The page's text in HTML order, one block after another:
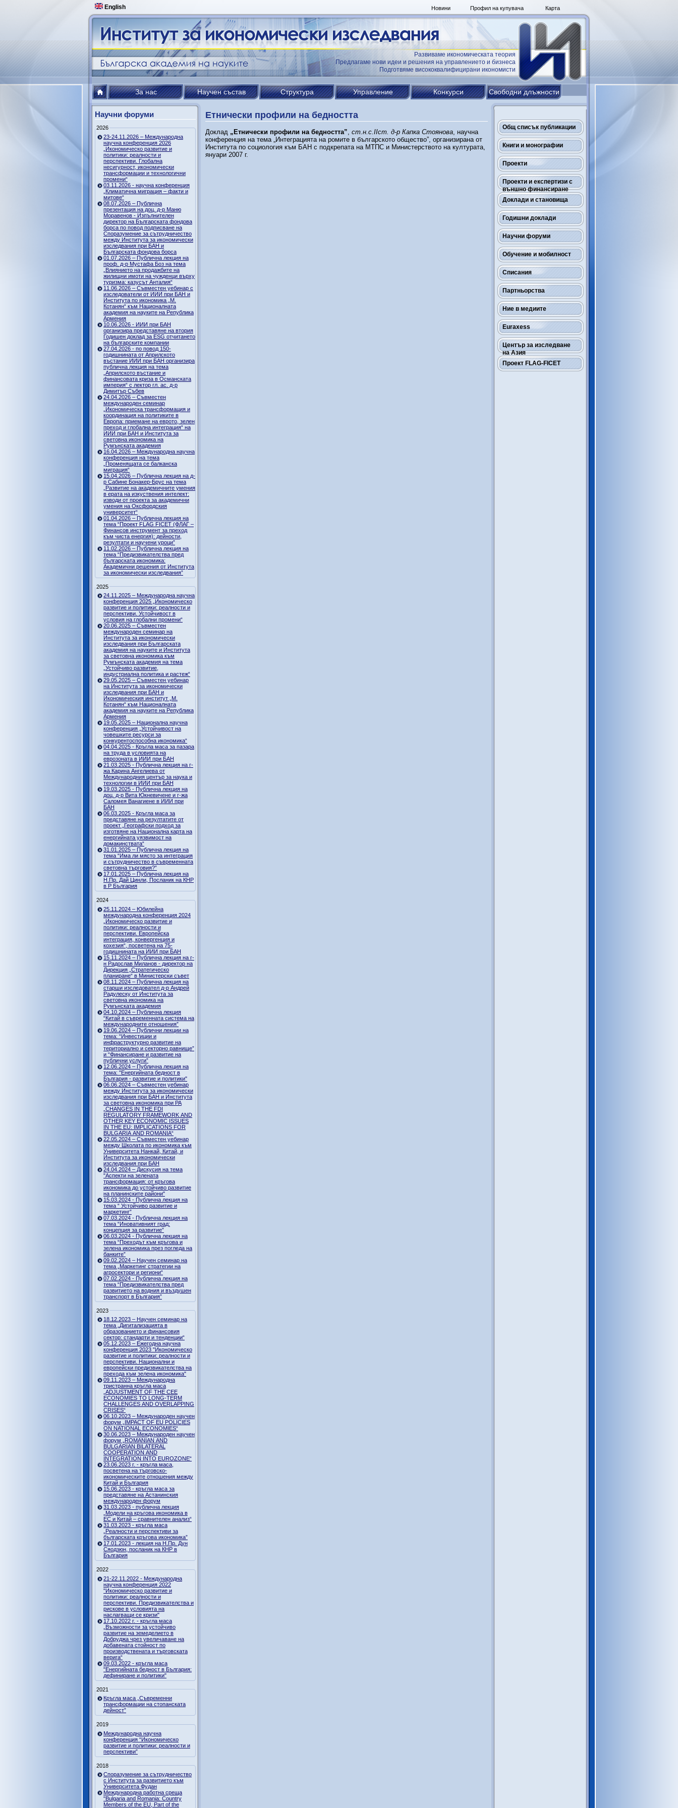
English Карта
Профил на купувача
Новини
Развиваме икономическата теория
Предлагаме нови идеи и решения на управлението и бизнеса
Подготвяме висококвалифицирани икономисти
За нас Научен състав Структура Управление Конкурси Свободни длъжности
Общ списък публикации
Книги и монографии
Проекти
Проекти и експертизи с
външно финансиране
Доклади и становища
Годишни доклади
Научни форуми
Обучение и мобилност
Списания
Партньорства
Ние в медиите
Euraxess
Център за изследване
на Азия
Проект FLAG-FICET
Научни форуми
2026
23-24.11.2026 – Международна
научна конференция 2026
„Икономическо развитие и
политики: реалности и
перспективи. Глобална
несигурност, икономически
трансформации и технологични
промени“
03.11.2026 - научна конференция
„Климатична миграция – факти и
митове“
08.07.2026 – Публична
презентация на доц. д-р Маню
Моравенов - Изпълнителен
директор на Българската фондова
борса по повод подписване на
Споразумение за сътрудничество
между Института за икономически
изследвания при БАН и
Българската фондова борса
01.07.2026 – Публична лекция на
проф. д-р Мустафа Боз на тема
„Влиянието на продажбите на
жилищни имоти на чужденци върху
туризма: казусът Анталия“
11.06.2026 – Съвместен уебинар с
изследователи от ИИИ при БАН и
Института по икономика „М.
Котанян“ към Националната
академия на науките на Република
Армения
10.06.2026 - ИИИ при БАН
организира представяне на втория
Годишен доклад за ESG отчитането
на българските компании
27.04.2026 - по повод 150-
годишнината от Априлското
въстание ИИИ при БАН организира
публична лекция на тема
„Априлското въстание и
финансовата криза в Османската
империя“ с лектор гл. ас. д-р
Димитър Събев
24.04.2026 – Съвместен
международен семинар
„Икономическа трансформация и
координация на политиките в
Европа: приемане на еврото, зелен
преход и глобална интеграция“ на
ИИИ при БАН и Института за
световна икономика на
Румънската академия
16.04.2026 – Международна научна
конференция на тема
„Променящата се балканска
миграция“
15.04.2026 – Публична лекция на д-
р Сабине Бонакер-Брус на тема
„Развитие на академичните умения
в ерата на изкуствения интелект:
изводи от проекта за академични
умения на Оксфордския
университет“
01.04.2026 – Публична лекция на
тема “Проект FLAG FICET (ФЛАГ –
Финансов инструмент за преход
към чиста енергия): дейности,
резултати и научени уроци”
11.02.2026 – Публична лекция на
тема “Предизвикателства пред
българската икономика:
Академични решения от Института
за икономически изследвания”
2025
24.11.2025 – Международна научна
конференция 2025 „Икономическо
развитие и политики: реалности и
перспективи. Устойчивост в
условия на глобални промени“
20.06.2025 – Съвместен
международен семинар на
Института за икономически
изследвания при Българската
академия на науките и Института
за световна икономика към
Румънската академия на тема
„Устойчиво развитие,
индустриална политика и растеж“
29.05.2025 – Съвместен уебинар
на Института за икономически
изследвания при БАН и
Икономическия институт „М.
Котанян“ към Националната
академия на науките на Република
Армения
19.05.2025 – Национална научна
конференция „Устойчивост на
човешките ресурси за
конкурентоспособна икономика“
04.04.2025 - Кръгла маса за пазара
на труда в условията на
еврозоната в ИИИ при БАН
21.03.2025 - Публична лекция на г-
жа Карина Ангелиева от
Международния център за наука и
технологии в ИИИ при БАН
19.03.2025 - Публична лекция на
доц. д-р Вита Юкневичене и г-жа
Саломея Ванагиене в ИИИ при
БАН
06.03.2025 - Кръгла маса за
представяне на резултатите от
проект „Географски подход за
изготвяне на Национална карта на
енергийната уязвимост на
домакинствата“
31.01.2025 – Публична лекция на
тема “Има ли място за интеграция
и сътрудничество в съвременната
световна търговия?”
17.01.2025 – Публична лекция на
Н.Пр. Дай Цинли, Посланик на КНР
в Р България
2024
25.11.2024 – Юбилейна
международна конференция 2024
„Икономическо развитие и
политики: реалности и
перспективи. Европейска
интеграция, конвергенция и
кохезия“, посветена на 75-
годишнината на ИИИ при БАН
15.11.2024 – Публична лекция на г-
н Радослав Миланов - директор на
Дирекция „Стратегическо
планиране“ в Министерски съвет
08.11.2024 – Публична лекция на
старши изследовател д-р Андрей
Радулеску от Института за
световна икономика на
Румънската академия
04.10.2024 – Публична лекция
“Китай в съвременната система на
международните отношения”
19.06.2024 – Публични лекции на
тема: “Инвестиции и
инфраструктурно развитие на
териториално и секторно равнище”
и “Финансиране и развитие на
публични услуги”
12.06.2024 – Публична лекция на
тема: "Енергийната бедност в
България - развитие и политики"
06.06.2024 – Съвместен уебинар
между Института за икономически
изследвания при БАН и Института
за световна икономика при РА
„CHANGES IN THE FDI
REGULATORY FRAMEWORK AND
OTHER KEY ECONOMIC ISSUES
IN THE EU: IMPLICATIONS FOR
BULGARIA AND ROMANIA“
22.05.2024 – Съвместен уебинар
между Школата по икономика към
Университета Нанкай, Китай, и
Института за икономически
изследвания при БАН
24.04.2024 – Дискусия на тема
"Аспекти на зелената
трансформация: от кръгова
икономика до устойчиво развитие
на планинските райони"
15.03.2024 - Публична лекция на
тема “ Устойчиво развитие и
маркетинг”
07.03.2024 - Публична лекция на
тема “Иновативният град:
концепция за развитие”
06.03.2024 - Публична лекция на
тема “Преходът към кръгова и
зелена икономика през погледа на
банките”
09.02.2024 – Научен семинар на
тема „Маркетинг стратегии на
агросектори и региони“
07.02.2024 - Публична лекция на
тема “Предизвикателства пред
развитието на водния и въздушен
транспорт в България”
2023
18.12.2023 – Научен семинар на
тема „Дигитализацията в
образованието и финансовия
сектор: стандарти и тенденции“
05.12.2023 – Ежегодна научна
конференция 2023 "Икономическо
развитие и политики: реалности и
перспективи. Национални и
европейски предизвикателства на
прехода към зелена икономика"
09.11.2023 – Международна
тристранна кръгла маса
„ADJUSTMENT OF THE CEE
ECONOMIES TO LONG-TERM
CHALLENGES AND OVERLAPPING
CRISES“
06.10.2023 – Международен научен
форум „IMPACT OF EU POLICIES
ON NATIONAL ECONOMIES“
30.06.2023 – Международен научен
форум „ROMANIAN AND
BULGARIAN BILATERAL
COOPERATION AND
INTEGRATION INTO EUROZONE“
23.06.2023 г. - кръгла маса,
посветена на търговско-
икономическите отношения между
Китай и България
15.06.2023 - кръгла маса за
представяне на Астанинския
международен форум
31.03.2023 - публична лекция
„Модели на кръгова икономика в
ЕС и Китай – сравнителен анализ“
31.03.2023 - кръгла маса
„Реалности и перспективи за
българската кръгова икономика”
17.01.2023 - лекция на Н.Пр. Дун
Сяодзюн, посланик на КНР в
България
2022
21-22.11.2022 - Международна
научна конференция 2022
"Икономическо развитие и
политики: реалности и
перспективи. Предизвикателства и
рискове в условията на
наслагващи се кризи"
17.10.2022 г. - кръгла маса
„Възможности за устойчиво
развитие на земеделието в
Добруджа чрез увеличаване на
добавената стойност по
производствената и търговската
верига“
09.03.2022 - кръгла маса
"Енергийната бедност в България:
дефиниране и политики"
2021
Кръгла маса „Съвременни
трансформации на стопанската
дейност”
2019
Международна научна
конференция “Икономическо
развитие и политики: реалности и
перспективи”
2018
Споразумение за сътрудничество
с Института за развитието към
Университета Фудан
Международна работна среща
"Bulgaria and Romania: Country
Members of the EU, Part of the
Етнически профили на бедността
Доклад „Етнически профили на бедността”, ст.н.с.ІІст. д-р Капка Стоянова, научна
конференция на тема „Интеграцията на ромите в българското общество”, организирана от
Института по социология към БАН с подкрепата на МТПС и Министерството на културата,
януари 2007 г.